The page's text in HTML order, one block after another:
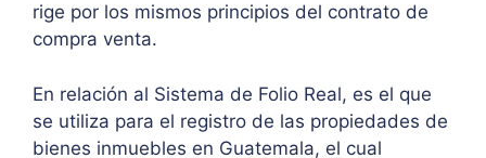
rige por los mismos principios del contrato de
compra venta.
En relación al Sistema de Folio Real, es el que
se utiliza para el registro de las propiedades de
bienes inmuebles en Guatemala, el cual